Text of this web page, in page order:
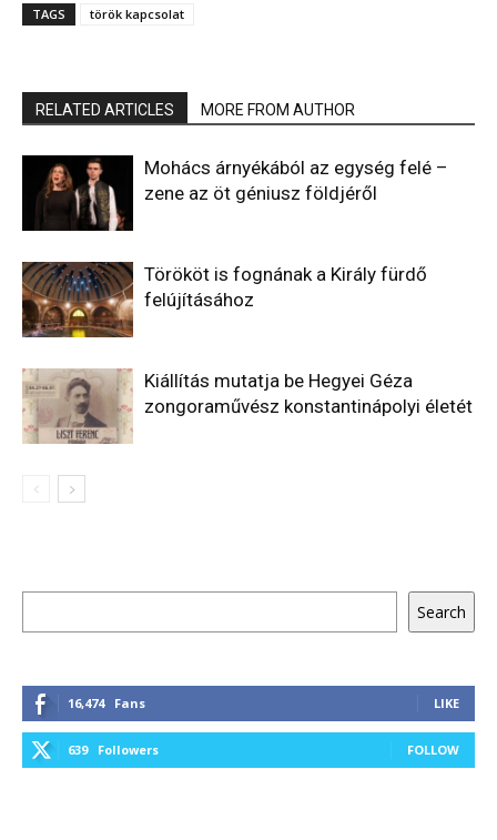
TAGS török kapcsolat
RELATED ARTICLES MORE FROM AUTHOR
Mohács árnyékából az egység felé –
zene az öt géniusz földjéről
Törököt is fognának a Király fürdő
felújításához
Kiállítás mutatja be Hegyei Géza
zongoraművész konstantinápolyi életét
Search
16,474 Fans LIKE
639 Followers FOLLOW